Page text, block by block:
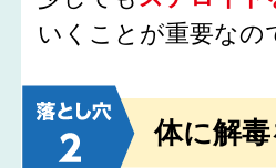
いくことが重要なの
体に解